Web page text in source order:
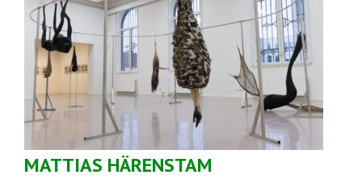
MATTIAS HÄRENSTAM